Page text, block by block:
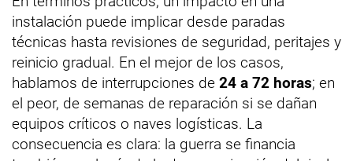
instalación puede implicar desde paradas
técnicas hasta revisiones de seguridad, peritajes y
reinicio gradual. En el mejor de los casos,
hablamos de interrupciones de 24 a 72 horas; en
el peor, de semanas de reparación si se dañan
equipos críticos o naves logísticas. La
consecuencia es clara: la guerra se financia